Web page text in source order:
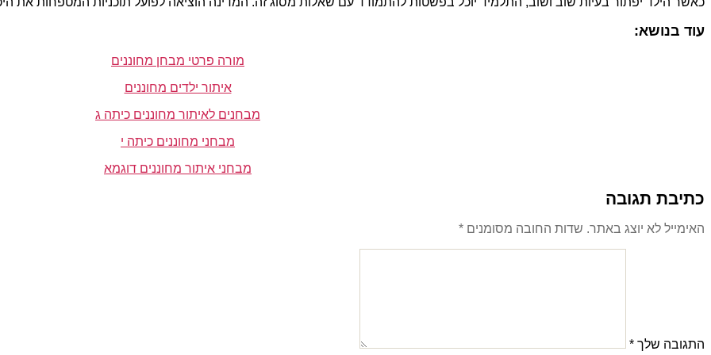
עוד בנושא:
מורה פרטי מבחן מחוננים
איתור ילדים מחוננים
מבחנים לאיתור מחוננים כיתה ג
מבחני מחוננים כיתה י
מבחני איתור מחוננים דוגמא
כתיבת תגובה
האימייל לא יוצג באתר. שדות החובה מסומנים *
התגובה שלך *